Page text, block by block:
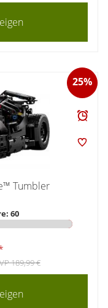
25%
Tumbler
60
189,99 €